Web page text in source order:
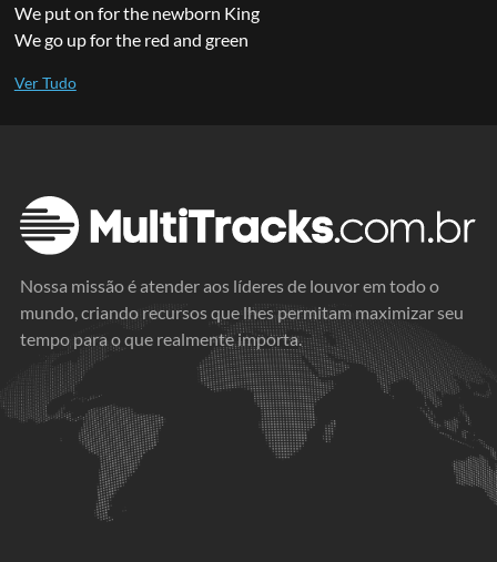
We put on for the newborn King
We go up for the red and green
Nossa missão é atender aos líderes de louvor em todo o
mundo, criando recursos que lhes permitam maximizar seu
tempo para o que realmente importa.